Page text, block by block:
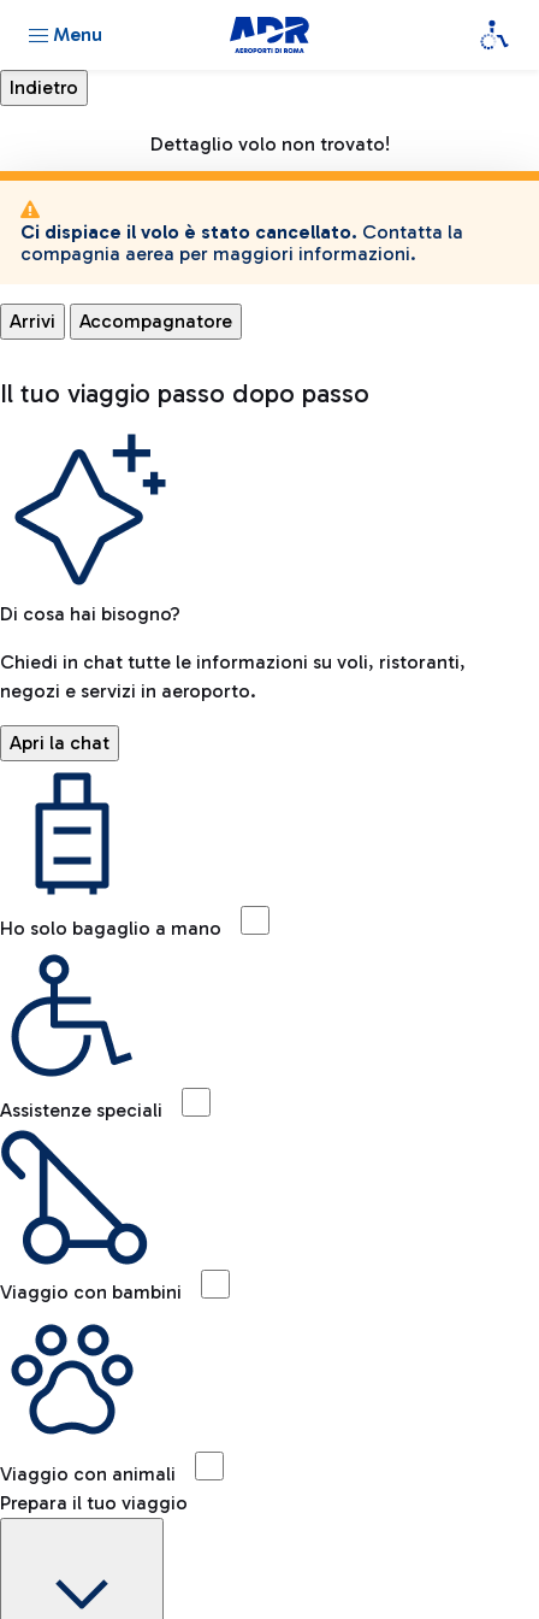
Menu
Dettaglio volo non trovato!
Ci dispiace il volo è stato cancellato. Contatta la
compagnia aerea per maggiori informazioni.
Arrivi Accompagnatore
Il tuo viaggio passo dopo passo
Di cosa hai bisogno?
Chiedi in chat tutte le informazioni su voli, ristoranti,
negozi e servizi in aeroporto.
Apri la chat
Ho solo bagaglio a mano
Assistenze speciali
Viaggio con bambini
Viaggio con animali
Prepara il tuo viaggio